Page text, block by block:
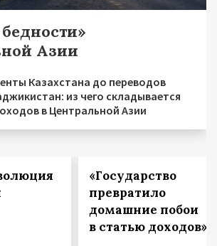
Азии
Казахстана до переводов
из чего складывается
в Центральной Азии
«Государство
превратило
домашние побои
в статью доходов»